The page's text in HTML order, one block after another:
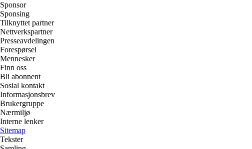
Sponsor
Sponsing
Tilknyttet partner
Nettverkspartner
Presseavdelingen
Forespørsel
Mennesker
Finn oss
Bli abonnent
Sosial kontakt
Informasjonsbrev
Brukergruppe
Nærmiljø
Interne lenker
Sitemap
Tekster